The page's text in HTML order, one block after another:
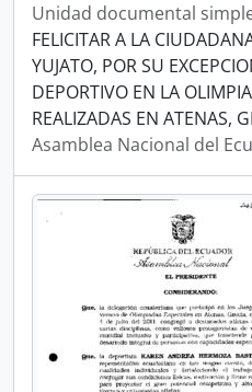
Unidad documental
FELICITAR A LA
YUJATO, POR SU
DEPORTIVO EN LA
REALIZADAS EN ATENAS,
Asamblea Nacional del